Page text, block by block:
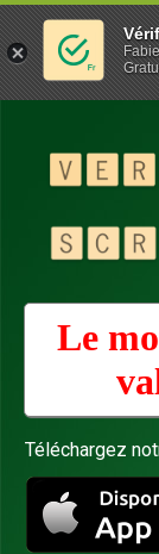
Le
Téléchargez